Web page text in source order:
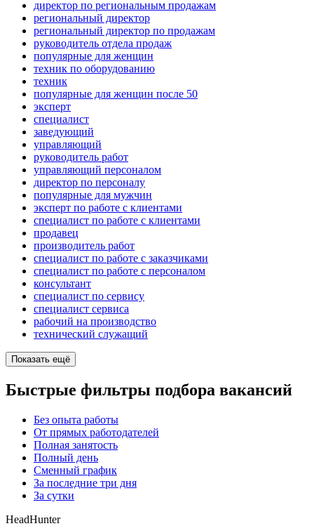
директор по региональным продажам
региональный директор
региональный директор по продажам
руководитель отдела продаж
популярные для женщин
техник по оборудованию
техник
популярные для женщин после 50
эксперт
специалист
заведующий
управляющий
руководитель работ
управляющий персоналом
директор по персоналу
популярные для мужчин
эксперт по работе с клиентами
специалист по работе с клиентами
продавец
производитель работ
специалист по работе с заказчиками
специалист по работе с персоналом
консультант
специалист по сервису
специалист сервиса
рабочий на производство
технический служащий
Показать ещё
Быстрые фильтры подбора вакансий
Без опыта работы
От прямых работодателей
Полная занятость
Полный день
Сменный график
За последние три дня
За сутки
HeadHunter